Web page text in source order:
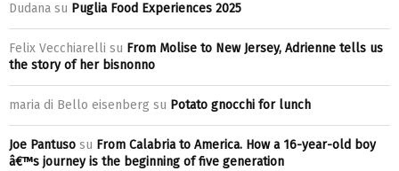
Dudana su Puglia Food Experiences 2025
Felix Vecchiarelli su From Molise to New Jersey, Adrienne tells us
the story of her bisnonno
maria di Bello eisenberg su Potato gnocchi for lunch
Joe Pantuso su From Calabria to America. How a 16-year-old boy
â€™s journey is the beginning of five generation